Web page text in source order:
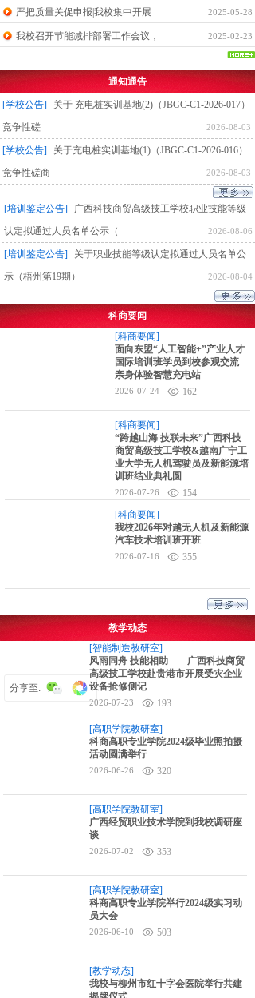
严把质量关促申报|我校集中开展 2025-05-28
我校召开节能减排部署工作会议， 2025-02-23
通知通告
[学校公告]
关于 充电桩实训基地(2)（JBGC-C1-2026-017）
竞争性磋
2026-08-03
[学校公告]
关于充电桩实训基地(1)（JBGC-C1-2026-016）
竞争性磋商
2026-08-03
[培训鉴定公告]
广西科技商贸高级技工学校职业技能等级
认定拟通过人员名单公示（
2026-08-06
[培训鉴定公告]
关于职业技能等级认定拟通过人员名单公
示（梧州第19期）
2026-08-04
科商要闻
[科商要闻]
面向东盟“人工智能+”产业人才
国际培训班学员到校参观交流
亲身体验智慧充电站
2026-07-24 162
[科商要闻]
“跨越山海 技联未来”广西科技
商贸高级技工学校&越南广宁工
业大学无人机驾驶员及新能源培
训班结业典礼圆
2026-07-26
154
[科商要闻]
我校2026年对越无人机及新能源
汽车技术培训班开班
2026-07-16 355
教学动态
[智能制造教研室]
风雨同舟 技能相助——广西科技商贸
高级技工学校赴贵港市开展受灾企业
设备抢修侧记
2026-07-23 193
[高职学院教研室]
科商高职专业学院2024级毕业照拍摄
活动圆满举行
2026-06-26 320
[高职学院教研室]
广西经贸职业技术学院到我校调研座
谈
2026-07-02 353
[高职学院教研室]
科商高职专业学院举行2024级实习动
员大会
2026-06-10 503
[教学动态]
我校与柳州市红十字会医院举行共建
6对1升学指导
分享至: